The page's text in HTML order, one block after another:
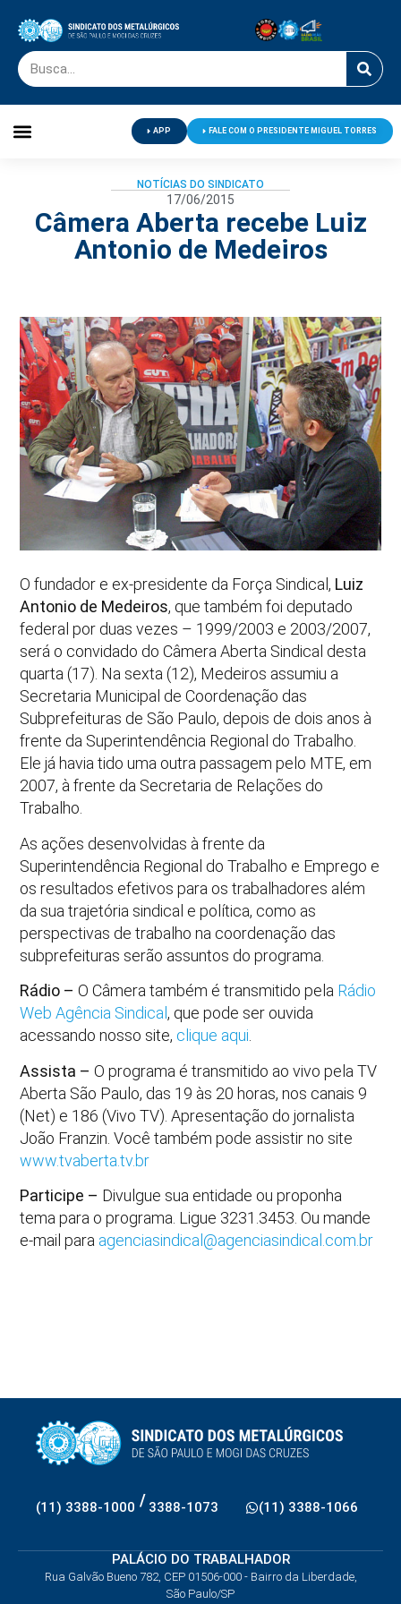
APP FALE COM O PRESIDENTE MIGUEL TORRES
NOTÍCIAS DO SINDICATO
17/06/2015
Câmera Aberta recebe Luiz
Antonio de Medeiros
O fundador e ex-presidente da Força Sindical, Luiz
Antonio de Medeiros, que também foi deputado
federal por duas vezes – 1999/2003 e 2003/2007,
será o convidado do Câmera Aberta Sindical desta
quarta (17). Na sexta (12), Medeiros assumiu a
Secretaria Municipal de Coordenação das
Subprefeituras de São Paulo, depois de dois anos à
frente da Superintendência Regional do Trabalho.
Ele já havia tido uma outra passagem pelo MTE, em
2007, à frente da Secretaria de Relações do
Trabalho.
As ações desenvolvidas à frente da
Superintendência Regional do Trabalho e Emprego e
os resultados efetivos para os trabalhadores além
da sua trajetória sindical e política, como as
perspectivas de trabalho na coordenação das
subprefeituras serão assuntos do programa.
Rádio – O Câmera também é transmitido pela Rádio
Web Agência Sindical, que pode ser ouvida
acessando nosso site, clique aqui
Assista – O programa é transmitido ao vivo pela TV
Aberta São Paulo, das 19 às 20 horas, nos canais 9
(Net) e 186 (Vivo TV). Apresentação do jornalista
João Franzin. Você também pode assistir no site
www.tvaberta.tv.br
Participe – Divulgue sua entidade ou proponha
tema para o programa. Ligue 3231.3453. Ou mande
e-mail para agenciasindical@agenciasindical.com.br
(11) 3388-1000 / 3388-1073 (11) 3388-1066
PALÁCIO DO TRABALHADOR
Rua Galvão Bueno 782, CEP 01506-000 - Bairro da Liberdade,
São Paulo/SP